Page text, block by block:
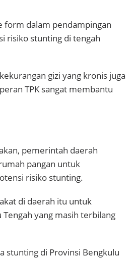
form dalam pendampingan
risiko stunting di tengah
gizi yang kronis juga
TPK sangat membantu
pemerintah daerah
pangan untuk
risiko stunting.
di daerah itu untuk
yang masih terbilang
stunting di Provinsi Bengkulu